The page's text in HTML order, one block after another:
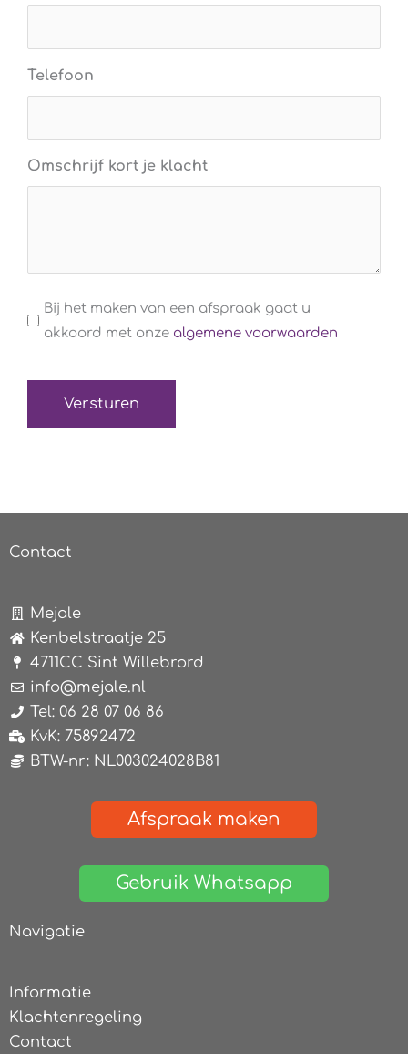
Telefoon
Omschrijf kort je klacht
Algemene
voorwaarden
Bij het maken van een afspraak gaat u
akkoord met onze algemene voorwaarden
Contact
Mejale
Kenbelstraatje 25
4711CC Sint Willebrord
info@mejale.nl
Tel: 06 28 07 06 86
KvK: 75892472
BTW-nr: NL003024028B81
Afspraak maken
Gebruik Whatsapp
Navigatie
Informatie
Klachtenregeling
Contact